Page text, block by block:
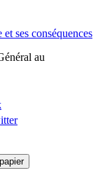
ses conséquences
au